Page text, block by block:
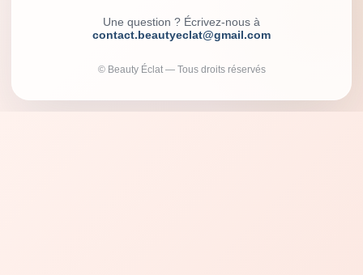
Une question ? Écrivez-nous à
contact.beautyeclat@gmail.com
© Beauty Éclat — Tous droits réservés